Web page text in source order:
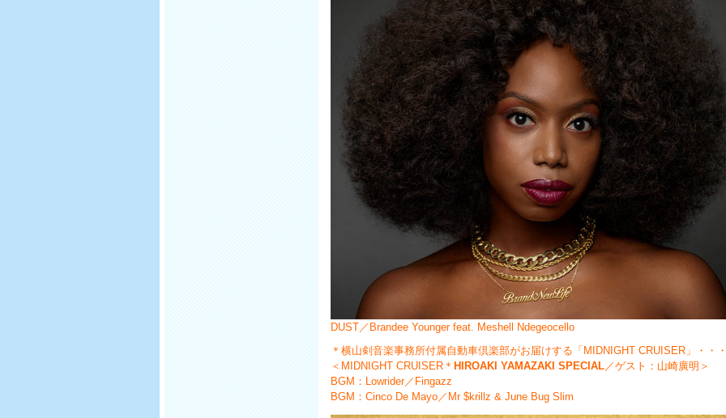
DUST／Brandee Younger feat. Meshell Ndegeocello
＊横山剣音楽事務所付属自動車倶楽部がお届けする「MIDNIGHT CRUISER」・・
＜MIDNIGHT CRUISER＊ HIROAKI YAMAZAKI SPECIAL／ゲスト：山崎廣明＞
BGM：Lowrider／Fingazz
BGM：Cinco De Mayo／Mr $krillz & June Bug Slim